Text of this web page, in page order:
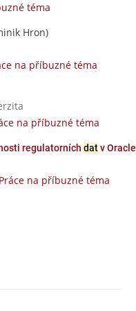
téma
Hron)
na příbuzné téma
na příbuzné téma
regulatorních datv Oracle
Práce na příbuzné téma